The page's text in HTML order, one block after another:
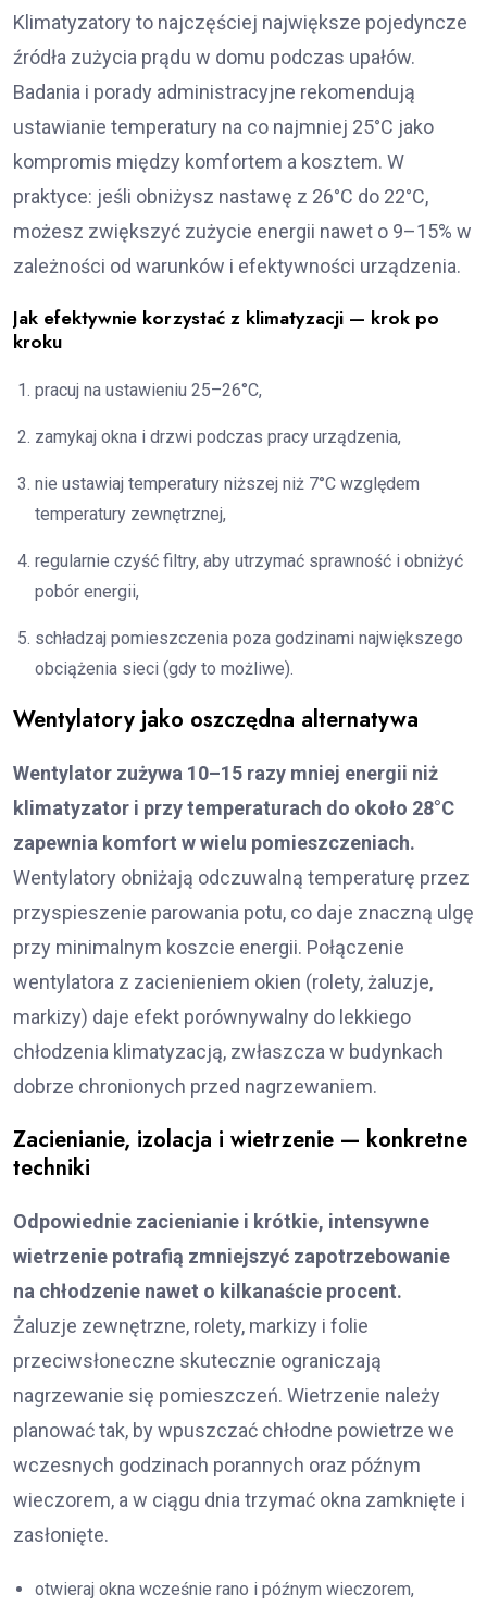
Klimatyzatory to najczęściej największe pojedyncze
źródła zużycia prądu w domu podczas upałów.
Badania i porady administracyjne rekomendują
ustawianie temperatury na co najmniej 25°C jako
kompromis między komfortem a kosztem. W
praktyce: jeśli obniżysz nastawę z 26°C do 22°C,
możesz zwiększyć zużycie energii nawet o 9–15% w
zależności od warunków i efektywności urządzenia.
Jak efektywnie korzystać z klimatyzacji — krok po
kroku
pracuj na ustawieniu 25–26°C,
zamykaj okna i drzwi podczas pracy urządzenia,
nie ustawiaj temperatury niższej niż 7°C względem
temperatury zewnętrznej,
regularnie czyść filtry, aby utrzymać sprawność i obniżyć
pobór energii,
schładzaj pomieszczenia poza godzinami największego
obciążenia sieci (gdy to możliwe).
Wentylatory jako oszczędna alternatywa
Wentylator zużywa 10–15 razy mniej energii niż
klimatyzator i przy temperaturach do około 28°C
zapewnia komfort w wielu pomieszczeniach.
Wentylatory obniżają odczuwalną temperaturę przez
przyspieszenie parowania potu, co daje znaczną ulgę
przy minimalnym koszcie energii. Połączenie
wentylatora z zacienieniem okien (rolety, żaluzje,
markizy) daje efekt porównywalny do lekkiego
chłodzenia klimatyzacją, zwłaszcza w budynkach
dobrze chronionych przed nagrzewaniem.
Zacienianie, izolacja i wietrzenie — konkretne
techniki
Odpowiednie zacienianie i krótkie, intensywne
wietrzenie potrafią zmniejszyć zapotrzebowanie
na chłodzenie nawet o kilkanaście procent.
Żaluzje zewnętrzne, rolety, markizy i folie
przeciwsłoneczne skutecznie ograniczają
nagrzewanie się pomieszczeń. Wietrzenie należy
planować tak, by wpuszczać chłodne powietrze we
wczesnych godzinach porannych oraz późnym
wieczorem, a w ciągu dnia trzymać okna zamknięte i
zasłonięte.
otwieraj okna wcześnie rano i późnym wieczorem,